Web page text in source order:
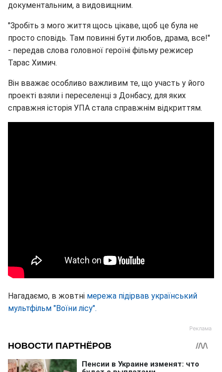
документальним, а видовищним.
"Зробіть з мого життя щось цікаве, щоб це була не
просто сповідь. Там повинні бути любов, драма, все!"
- передав слова головної героїні фільму режисер
Тарас Химич.
Він вважає особливо важливим те, що участь у його
проекті взяли і переселенці з Донбасу, для яких
справжня історія УПА стала справжнім відкриттям.
Нагадаємо, в жовтні мережа підірвав український
мультфільм "Воїни лісу".